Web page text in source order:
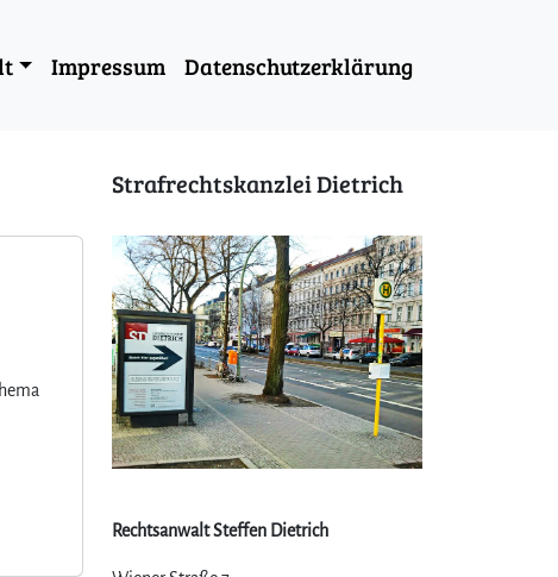
Impressum Datenschutzerklärung
Strafrechtskanzlei Dietrich
Rechtsanwalt Steffen Dietrich